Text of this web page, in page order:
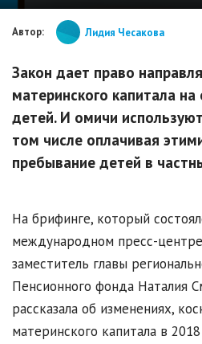
Автор: Лидия Чесакова
Закон дает право
материнского капитала
детей. И омичи
том числе оплачивая
пребывание детей в
На брифинге, который
международном пресс-
заместитель главы
Пенсионного фонда Наталия
рассказала об изменениях,
материнского капитала в